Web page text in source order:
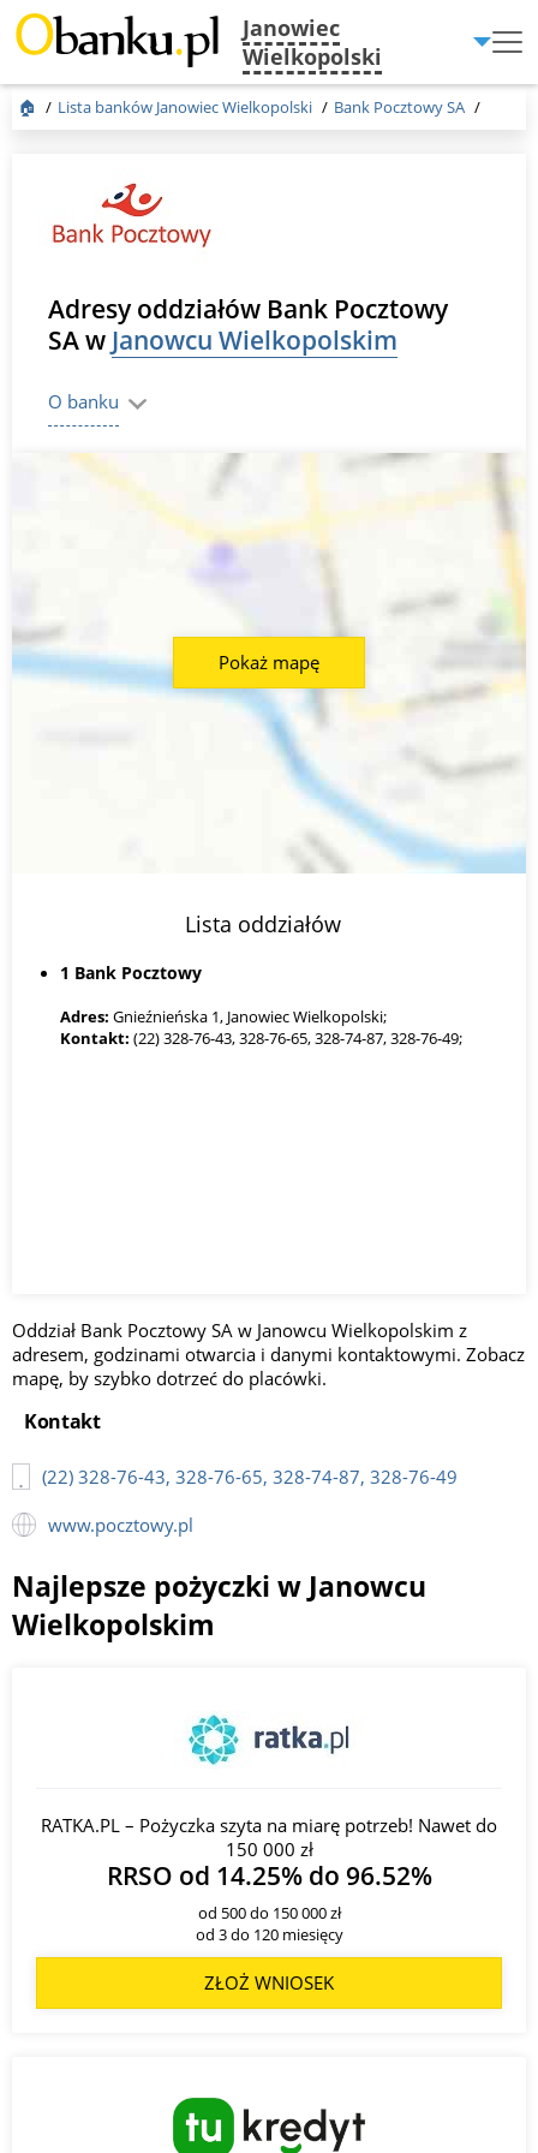
Janowiec
Wielkopolski
Menu
🏠 Lista banków Janowiec Wielkopolski Bank Pocztowy SA
Adresy oddziałów Bank Pocztowy
SA w Janowcu Wielkopolskim
O banku
Lista oddziałów
1 Bank Pocztowy
Adres: Gnieźnieńska 1, Janowiec Wielkopolski;
Kontakt: (22) 328-76-43, 328-76-65, 328-74-87, 328-76-49;
Pokaż mapę
Oddział Bank Pocztowy SA w Janowcu Wielkopolskim z
adresem, godzinami otwarcia i danymi kontaktowymi. Zobacz
mapę, by szybko dotrzeć do placówki.
Kontakt
(22) 328-76-43, 328-76-65, 328-74-87, 328-76-49
www.pocztowy.pl
Najlepsze pożyczki w Janowcu
Wielkopolskim
RATKA.PL – Pożyczka szyta na miarę potrzeb! Nawet do
150 000 zł
RRSO od 14.25% do 96.52%
od 500 do 150 000 zł
od 3 do 120 miesięcy
ZŁOŻ WNIOSEK